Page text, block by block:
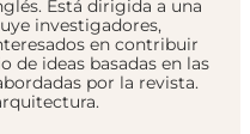
Está dirigida a una
investigadores,
en contribuir
de ideas basadas en las
por la revista.